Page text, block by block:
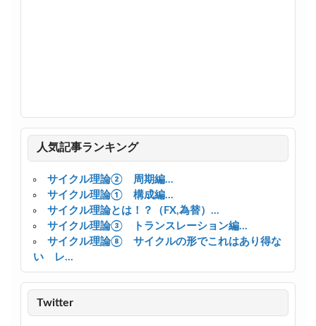
人気記事ランキング
サイクル理論② 周期編...
サイクル理論① 構成編...
サイクル理論とは！？（FX,為替）...
サイクル理論③ トランスレーション編...
サイクル理論⑧ サイクルの形でこれはあり得な
い レ...
Twitter